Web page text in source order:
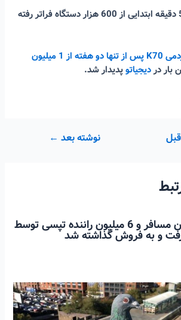
فروش این سری در 5 دقیقه ابتدایی از 600 هزار دستگاه فراتر رفته
فروش سری ردمی K70 پس از تنها دو هفته از 1 میلیون
بار دردیجیاتوپدیدار شد.
نوشته بعد ←
اطلاعات 27 میلیون مسافر و 6 میلیون راننده تپسی توسط
و به فروش گذاشته شد